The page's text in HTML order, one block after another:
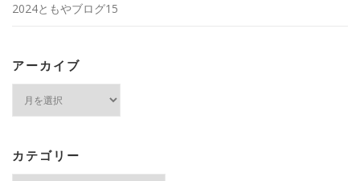
2024ともやブログ15
アーカイブ
ブ
カテゴリー